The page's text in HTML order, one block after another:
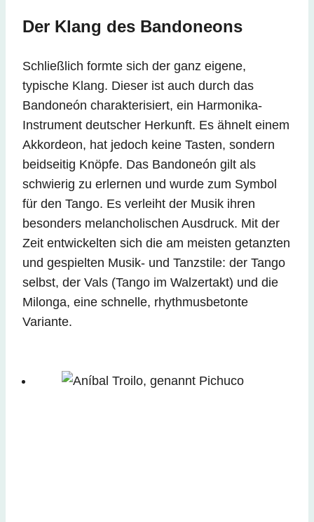
Der Klang des Bandoneons
Schließlich formte sich der ganz eigene,
typische Klang. Dieser ist auch durch das
Bandoneón charakterisiert, ein Harmonika-
Instrument deutscher Herkunft. Es ähnelt einem
Akkordeon, hat jedoch keine Tasten, sondern
beidseitig Knöpfe. Das Bandoneón gilt als
schwierig zu erlernen und wurde zum Symbol
für den Tango. Es verleiht der Musik ihren
besonders melancholischen Ausdruck. Mit der
Zeit entwickelten sich die am meisten getanzten
und gespielten Musik- und Tanzstile: der Tango
selbst, der Vals (Tango im Walzertakt) und die
Milonga, eine schnelle, rhythmusbetonte
Variante.